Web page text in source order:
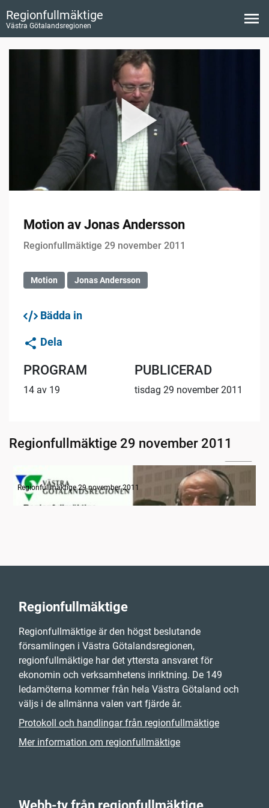
Regionfullmäktige
Västra Götalandsregionen
Motion av Jonas Andersson
Regionfullmäktige 29 november 2011
Motion Jonas Andersson
Bädda in
Dela
PROGRAM
14 av 19
PUBLICERAD
tisdag 29 november 2011
Regionfullmäktige 29 november 2011
Radion informerar
Regionfullmäktige 29 november 2011
Regionfullmäktige
Regionfullmäktige är den högst beslutande
församlingen i Västra Götalandsregionen,
regionfullmäktige har det yttersta ansvaret för
ekonomin och verksamhetens inriktning. De 149
ledamöterna kommer från hela Västra Götaland och
väljs i de allmänna valen vart fjärde år.
Protokoll och handlingar från regionfullmäktige
Mer information om regionfullmäktige